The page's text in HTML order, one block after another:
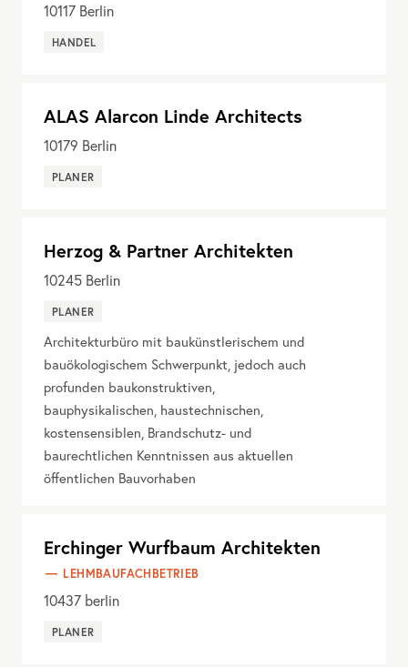
10117 Berlin
HANDEL
ALAS Alarcon Linde Architects
10179 Berlin
PLANER
Herzog & Partner Architekten
10245 Berlin
PLANER
Architekturbüro mit baukünstlerischem und
bauökologischem Schwerpunkt, jedoch auch
profunden baukonstruktiven,
bauphysikalischen, haustechnischen,
kostensensiblen, Brandschutz- und
baurechtlichen Kenntnissen aus aktuellen
öffentlichen Bauvorhaben
Erchinger Wurfbaum Architekten
LEHMBAUFACHBETRIEB
10437 berlin
PLANER